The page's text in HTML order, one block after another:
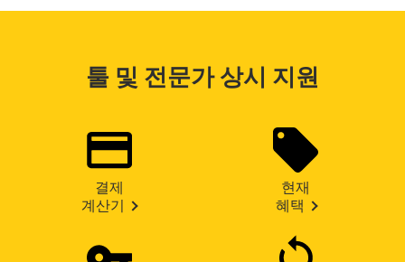
툴 및 전문가 상시 지원
결제
계산기
현재
혜택